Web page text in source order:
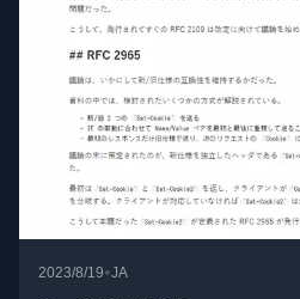
2023/8/19•JA